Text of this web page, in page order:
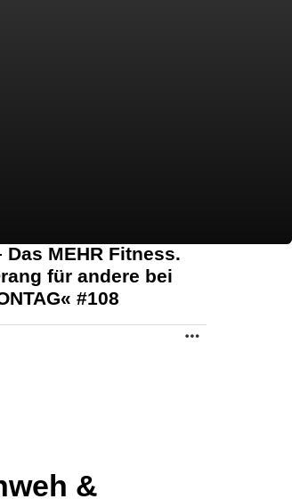
Das MEHR Fitness.
für andere bei
#108
&